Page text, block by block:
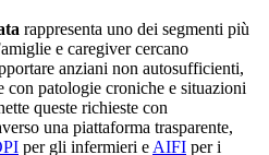
rappresenta uno dei segmenti più
e caregiver cercano
anziani non autosufficienti,
con patologie croniche e situazioni
queste richieste con
una piattaforma trasparente,
per gli infermieri e AIFI per i